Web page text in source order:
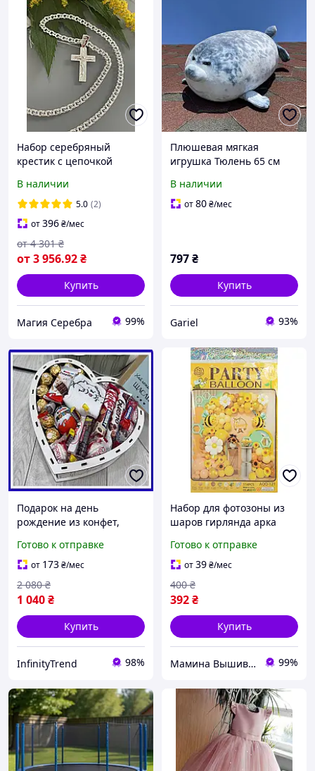
Набор серебряный
крестик с цепочкой
рождения, крестины
детский
В наличии
5.0 (2)
от396₴/мес
от3 956.92₴
от 4 301 ₴
Купить
Магия Серебра 99%
Плюшевая мягкая
игрушка Тюлень 65 см
детской комнаты,
подарок на день
В наличии
от80₴/мес
797₴
Купить
Gariel 93%
Подарок на день
рождение из конфет,
Сладкий бокс для
девушек, Вкусные
подарки
Готово к отправке
от 173₴/мес
1 040₴
2 080 ₴
Купить
InfinityTrend 98%
Набор для фотозоны из
шаров гирлянда арка
детский 114 шт 1404-
9/AQQ-121
Готово к отправке
от39₴/мес
392₴
400 ₴
Купить
Мамина Вышивка 99%